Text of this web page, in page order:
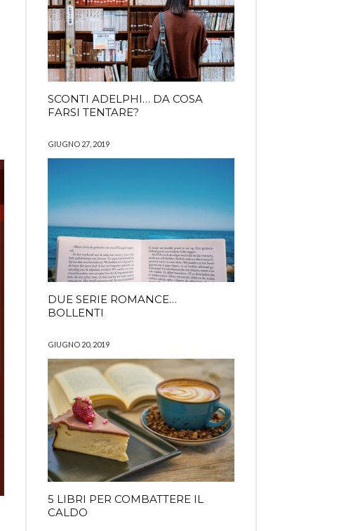
SCONTI ADELPHI… DA COSA
FARSI TENTARE?
GIUGNO 27, 2019
DUE SERIE ROMANCE…
BOLLENTI
GIUGNO 20, 2019
5 LIBRI PER COMBATTERE IL
CALDO